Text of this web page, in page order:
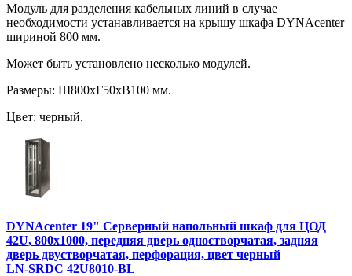
Модуль для разделения кабельных линий в случае
необходимости устанавливается на крышу шкафа DYNAcenter
шириной 800 мм.
Может быть установлено несколько модулей.
Размеры: Ш800хГ50хВ100 мм.
Цвет: черный.
DYNAcenter 19" Серверный напольный шкаф для ЦОД
42U, 800х1000, передняя дверь одностворчатая, задняя
дверь двустворчатая, перфорация, цвет черный
LN-SRDC 42U8010-BL